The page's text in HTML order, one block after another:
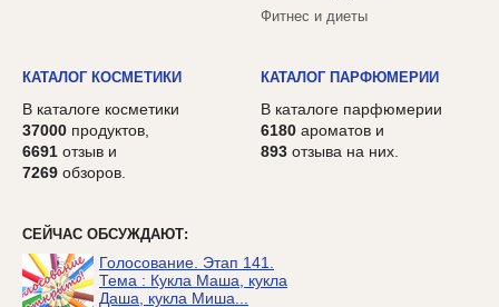
Фитнес и диеты
КАТАЛОГ КОСМЕТИКИ
В каталоге косметики
37000 продуктов,
6691 отзыв и
7269 обзоров.
КАТАЛОГ ПАРФЮМЕРИИ
В каталоге парфюмерии
6180 ароматов и
893 отзыва на них.
СЕЙЧАС ОБСУЖДАЮТ:
Голосование. Этап 141.
Тема : Кукла Маша, кукла
Даша, кукла Миша...